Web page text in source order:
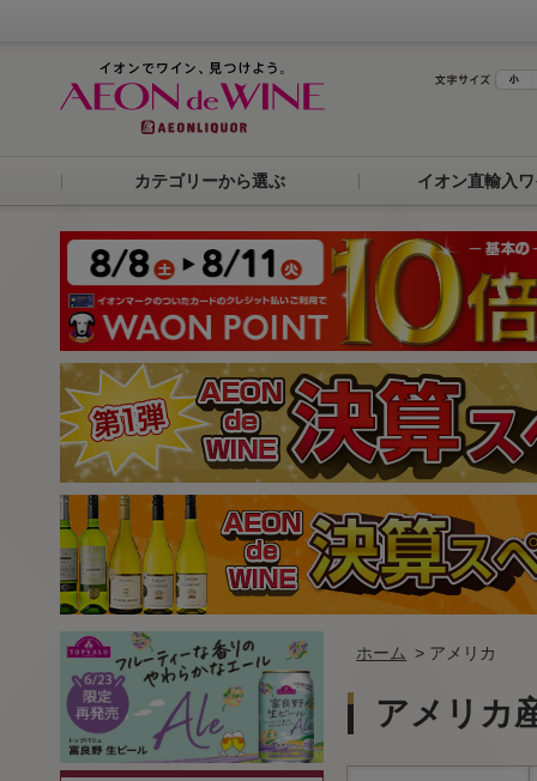
カテゴリーから選ぶ イオン直輸入
ホーム > アメリカ
アメリカ